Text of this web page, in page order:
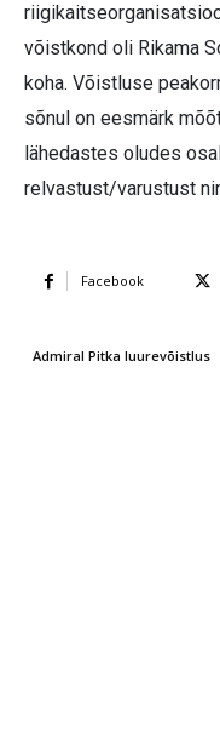
võistkond oli Rikama
koha. Võistluse
sõnul on eesmärk
lähedastes oludes
relvastust/varustust
Facebook
Admiral Pitka luurevõistlus